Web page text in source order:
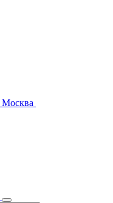
Москва